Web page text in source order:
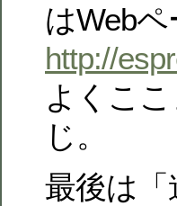
はWebペ
http://
よくこ
じ。
最後は